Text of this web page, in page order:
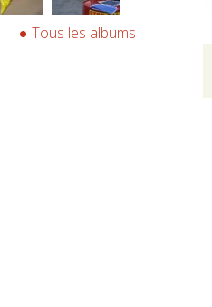
Tous les albums